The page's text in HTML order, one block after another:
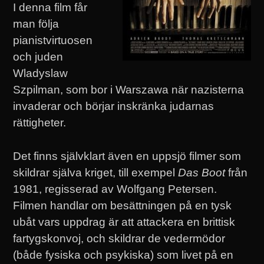
I denna film får
man följa
pianistvirtuosen
och juden
Wladyslaw
Szpilman, som bor i Warszawa när nazisterna
invaderar och börjar inskränka judarnas
rättigheter.
Det finns självklart även en uppsjö filmer som
skildrar själva kriget, till exempelDas Bootfrån
1981, regisserad av Wolfgang Petersen.
Filmen handlar om besättningen på en tysk
ubåt vars uppdrag är att attackera en brittisk
fartygskonvoj, och skildrar de vedermödor
(både fysiska och psykiska) som livet på en